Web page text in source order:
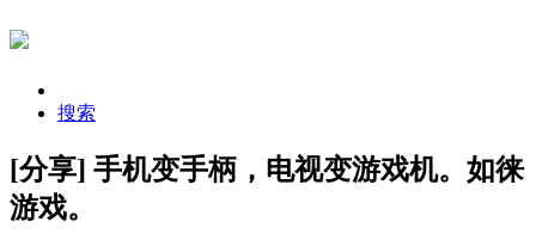
搜索
[分享] 手机变手柄，电视变游戏机。如徕
游戏。